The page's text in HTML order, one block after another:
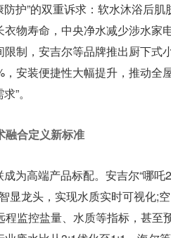
防护”的双重诉求：软水沐浴后肌
物寿命，中央净水减少涉水家
制，安吉尔等品牌推出厨下式
安装便捷性大幅提升，推动全
”。
融合定义新标准
为高端产品标配。安吉尔“哪吒2
显龙头，实现水质实时可视化;
监控盐量、水质等指标，甚至